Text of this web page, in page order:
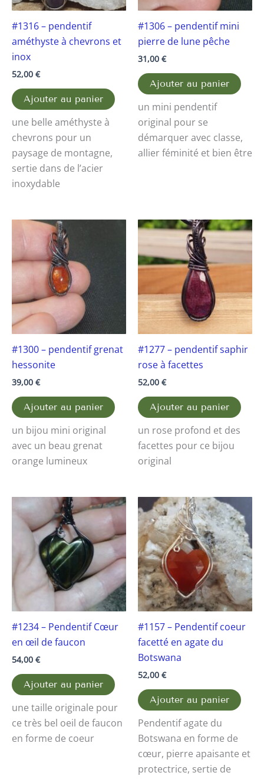
#1316 – pendentif
améthyste à chevrons et
inox
52,00 €
Ajouter au panier
une belle améthyste à
chevrons pour un
paysage de montagne,
sertie dans de l’acier
inoxydable
#1306 – pendentif mini
pierre de lune pêche
31,00 €
Ajouter au panier
un mini pendentif
original pour se
démarquer avec classe,
allier féminité et bien être
#1300 – pendentif grenat
hessonite
39,00 €
Ajouter au panier
un bijou mini original
avec un beau grenat
orange lumineux
#1277 – pendentif saphir
rose à facettes
52,00 €
Ajouter au panier
un rose profond et des
facettes pour ce bijou
original
#1234 – Pendentif Cœur
en œil de faucon
54,00 €
Ajouter au panier
une taille originale pour
ce très bel oeil de faucon
en forme de coeur
#1157 – Pendentif coeur
facetté en agate du
Botswana
52,00 €
Ajouter au panier
Pendentif agate du
Botswana en forme de
cœur, pierre apaisante et
protectrice, sertie de